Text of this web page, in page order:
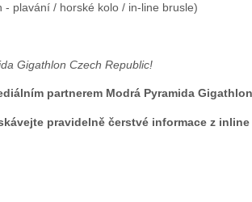
- plavání / horské kolo / in-line brusle)
Gigathlon Czech Republic!
partnerem Modrá Pyramida
pravidelně čerstvé informace z